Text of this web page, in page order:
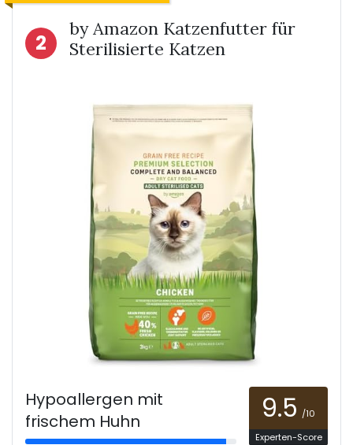
2
by Amazon Katzenfutter für
Sterilisierte Katzen
Hypoallergen mit
frischem Huhn
9.5 /10
Experten-Score